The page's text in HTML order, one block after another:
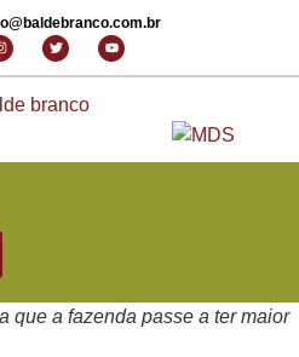
que a fazenda passe a ter maior